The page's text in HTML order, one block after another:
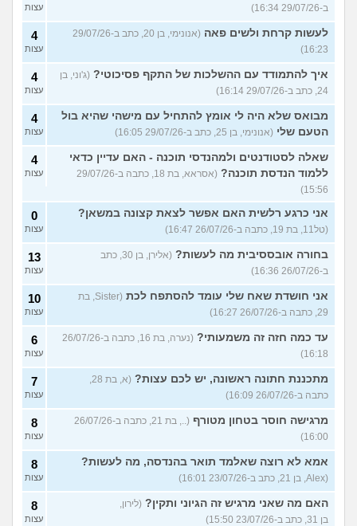
ב-29/07/26 16:34) עצות
לעשות קרחת ולשים פאה
(אנונימי, בן 20, כתב ב-29/07/26
16:23)
4
עצות
איך להתמודד עם ההשלכות של התקף פסיכוטי? (ג'וני, בן
24, כתב ב-29/07/26 16:14)
4
עצות
מבואס שלא היה לי אומץ להתחיל עם מישהי שהיא בול
הטעם שלי (אנונימי, בן 25, כתב ב-29/07/26 16:05)
4
עצות
שאלה לסטודנטים ולמהנדסי תוכנה - האם עדיין כדאי
ללמוד הנדסת תוכנה?
(אסראא, בת 18, כתבה ב-29/07/26
15:56)
4
עצות
אני כרגע רלשית האם אפשר לצאת קצונה במשאן?
(טל11, בת 19, כתבה ב-26/07/26 16:47)
0
עצות
בחורה אובססיבית מה לעשות?
(אלירן, בן 30, כתב
ב-26/07/26 16:36)
13
עצות
אני חושדת שאח שלי עומד להסתפח לכת
(Sister, בת
29, כתבה ב-26/07/26 16:27)
10
עצות
עד כמה חזה זה משמעותי?
(נערה, בת 16, כתבה ב-26/07/26
16:18)
6
עצות
מתכננת חתונה ראשונה, יש לכם עצות?
(א, בת 28,
כתבה ב-26/07/26 16:09)
7
עצות
מרגישה חוסר בטחון מטורף
(.., בת 21, כתבה ב-26/07/26
16:00)
8
עצות
אמא לא רוצה שאלמד תואר בהנדסה, מה לעשות?
(Alex, בן 21, כתב ב-23/07/26 16:01)
8
עצות
האם מה שאני מרגיש זה הגיוני ותקין? (לירון,
בן 31, כתב ב-23/07/26 15:50)
8
עצות